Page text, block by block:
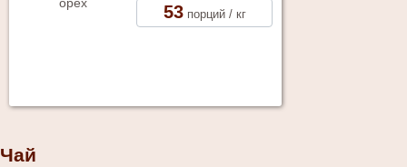
53порций / кг
Чай